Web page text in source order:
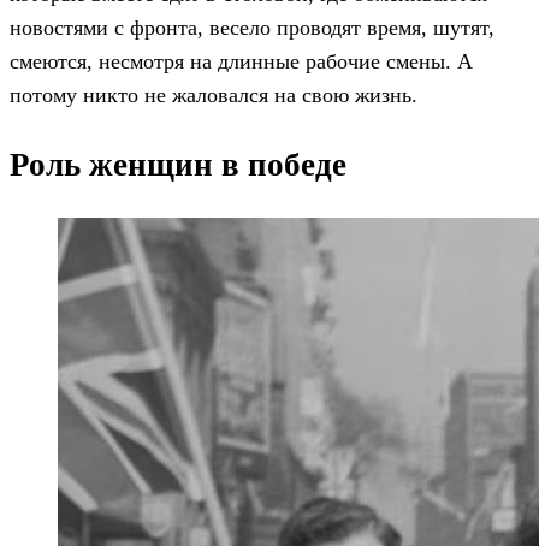
новостями с фронта, весело проводят время, шутят,
смеются, несмотря на длинные рабочие смены. А
потому никто не жаловался на свою жизнь.
Роль женщин в победе